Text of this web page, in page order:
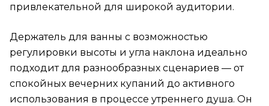
привлекательной для широкой аудитории.
Держатель для ванны с возможностью
регулировки высоты и угла наклона идеально
подходит для разнообразных сценариев — от
спокойных вечерних купаний до активного
использования в процессе утреннего душа. Он